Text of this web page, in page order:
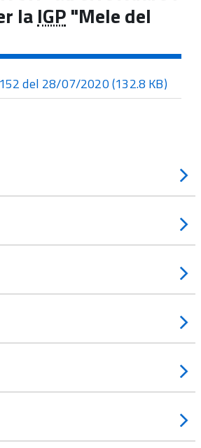
laIGP"Mele del
del 28/07/2020(132.8 KB)